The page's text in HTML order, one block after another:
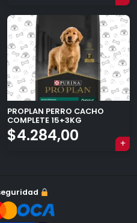
PROPLAN PERRO CACHO
COMPLETE 15+3KG
$4.284,00
vacío.
y aparecerá acá